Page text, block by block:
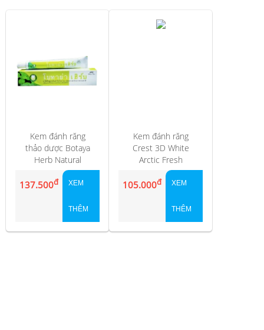
Kem đánh răng
thảo dược Botaya
Herb Natural
Toothpaste
137.500đ XEM
THÊM
Kem đánh răng
Crest 3D White
Arctic Fresh
105.000đ XEM
THÊM